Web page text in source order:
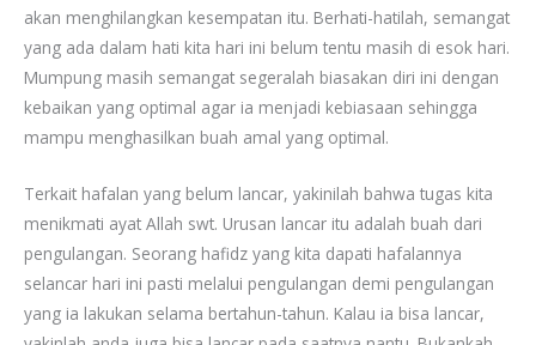
akan menghilangkan kesempatan itu. Berhati-hatilah, semangat
yang ada dalam hati kita hari ini belum tentu masih di esok hari.
Mumpung masih semangat segeralah biasakan diri ini dengan
kebaikan yang optimal agar ia menjadi kebiasaan sehingga
mampu menghasilkan buah amal yang optimal.
Terkait hafalan yang belum lancar, yakinilah bahwa tugas kita
menikmati ayat Allah swt. Urusan lancar itu adalah buah dari
pengulangan. Seorang hafidz yang kita dapati hafalannya
selancar hari ini pasti melalui pengulangan demi pengulangan
yang ia lakukan selama bertahun-tahun. Kalau ia bisa lancar,